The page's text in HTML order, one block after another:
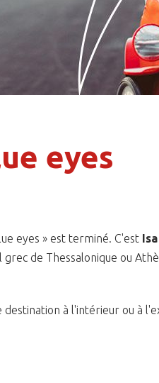
eyes
eyes » est terminé. C'est
de Thessalonique ou
destination à l'intérieur ou à